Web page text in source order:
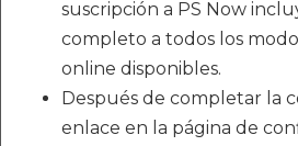
suscripción a PS Now
completo a todos los
online disponibles.
Después de completar la
enlace en la página de